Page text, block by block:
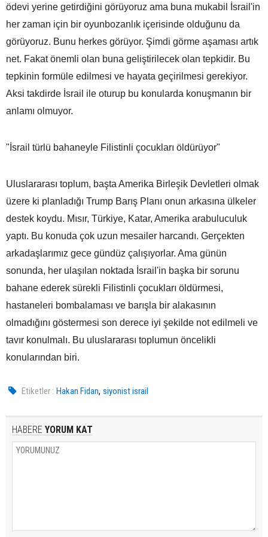
ödevi yerine getirdiğini görüyoruz ama buna mukabil İsrail'in
her zaman için bir oyunbozanlık içerisinde olduğunu da
görüyoruz. Bunu herkes görüyor. Şimdi görme aşaması artık
net. Fakat önemli olan buna geliştirilecek olan tepkidir. Bu
tepkinin formüle edilmesi ve hayata geçirilmesi gerekiyor.
Aksi takdirde İsrail ile oturup bu konularda konuşmanın bir
anlamı olmuyor.
"İsrail türlü bahaneyle Filistinli çocukları öldürüyor"
Uluslararası toplum, başta Amerika Birleşik Devletleri olmak
üzere ki planladığı Trump Barış Planı onun arkasına ülkeler
destek koydu. Mısır, Türkiye, Katar, Amerika arabuluculuk
yaptı. Bu konuda çok uzun mesailer harcandı. Gerçekten
arkadaşlarımız gece gündüz çalışıyorlar. Ama günün
sonunda, her ulaşılan noktada İsrail'in başka bir sorunu
bahane ederek sürekli Filistinli çocukları öldürmesi,
hastaneleri bombalaması ve barışla bir alakasının
olmadığını göstermesi son derece iyi şekilde not edilmeli ve
tavır konulmalı. Bu uluslararası toplumun öncelikli
konularından biri.
Etiketler : Hakan Fidan,siyonist israil
HABERE YORUM KAT